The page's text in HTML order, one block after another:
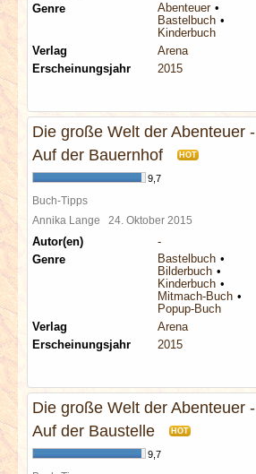
Genre
Abenteuer
Bastelbuch
Kinderbuch
Verlag
Arena
Erscheinungsjahr
2015
Die große Welt der Abenteuer -
Auf der Bauernhof
HOT
9,7
Buch-Tipps
Annika Lange 24. Oktober 2015
Autor(en)
-
Genre
Bastelbuch
Bilderbuch
Kinderbuch
Mitmach-Buch
Popup-Buch
Verlag
Arena
Erscheinungsjahr
2015
Die große Welt der Abenteuer -
Auf der Baustelle
HOT
9,7